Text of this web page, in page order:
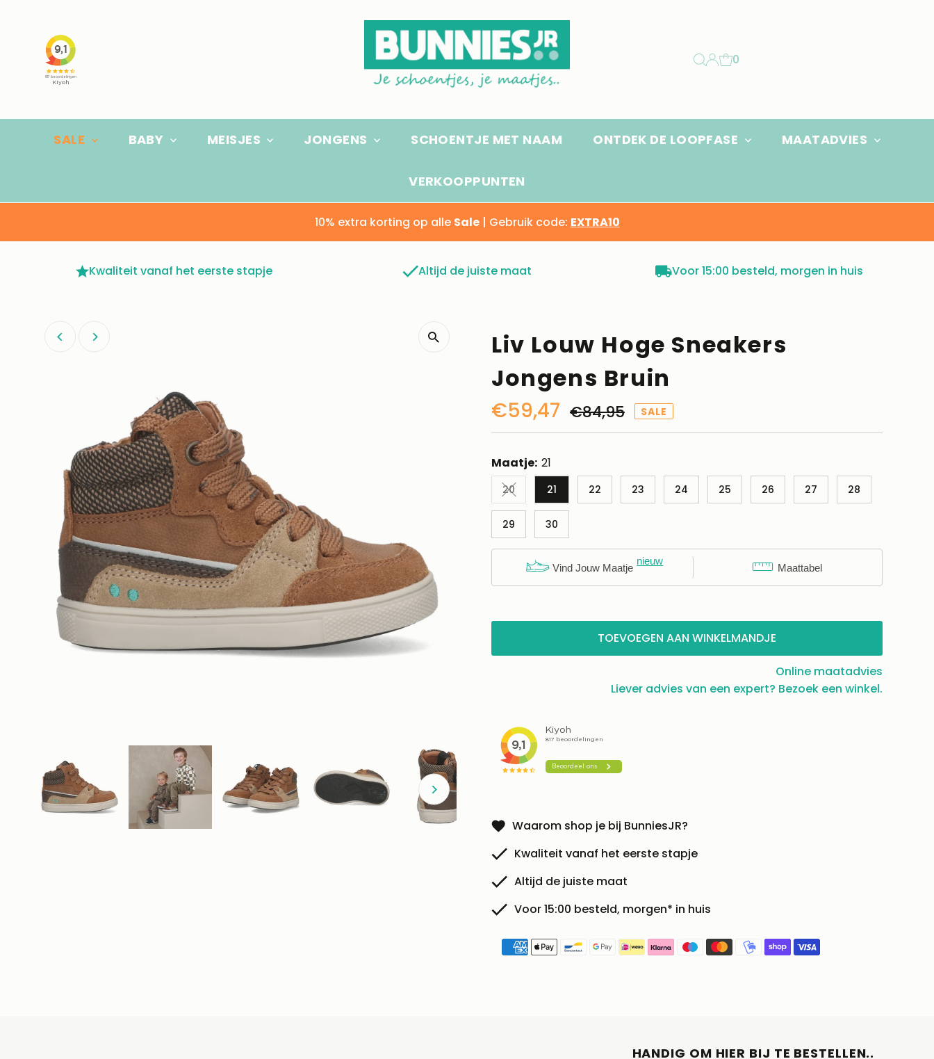
0
SALE BABY MEISJES JONGENS SCHOENTJE MET NAAM ONTDEK DE LOOPFASE MAATADVIES
VERKOOPPUNTEN
10% extra korting op alle Sale| Gebruik code: EXTRA10
Kwaliteit vanaf het eerste stapje Altijd de juiste maat Voor 15:00 besteld, morgen in huis
Liv Louw Hoge Sneakers
Jongens Bruin
Kortingsprijs
€59,47 Normale
prijs
€84,95 SALE
Maatje: 21
20Variant uitverkocht of niet beschikbaar
21 22 23 24 25 26 27 28
29 30
Vind Jouw Maatje Maattabel
TOEVOEGEN AAN WINKELMANDJE
Online maatadvies
Liever advies van een expert? Bezoek een winkel.
Waarom shop je bij BunniesJR?
Kwaliteit vanaf het eerste stapje
Altijd de juiste maat
Voor 15:00 besteld, morgen* in huis
HANDIG OM HIER BIJ TE BESTELLEN..